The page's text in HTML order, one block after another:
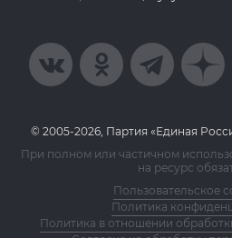
© 2005-2026, Партия «Единая
При полном или частичном
на ресурс
Пользовательское
Политика
Политика в отношении